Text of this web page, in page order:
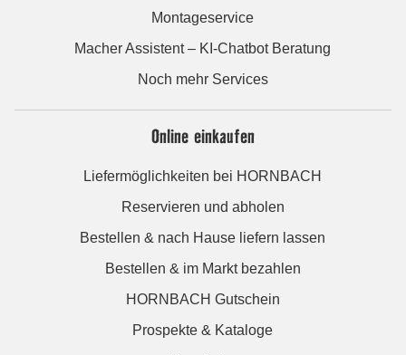
Montageservice
Macher Assistent – KI-Chatbot Beratung
Noch mehr Services
Online einkaufen
Liefermöglichkeiten bei HORNBACH
Reservieren und abholen
Bestellen & nach Hause liefern lassen
Bestellen & im Markt bezahlen
HORNBACH Gutschein
Prospekte & Kataloge